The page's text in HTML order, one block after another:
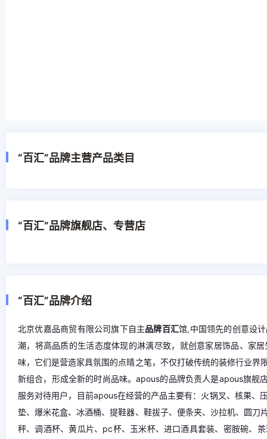
“百汇”品牌主营产品类目
“百汇”品牌旗舰店、专营店
“百汇”品牌介绍
北京优嘉品商贸有限公司旗下自主品牌百汇馆,中国领先的创意设
潮，将高品质的生活态度体现的淋漓尽致，就创意家居饰品、家
味，它们是营造家具氛围的点晴之笔，不仅打破传统的装修行业
新组合，形成全新的时尚品味。apous的品牌负责人是apous旗舰
服务对待用户，目前apous在经营的产品主要有：火锅叉、核果、
垫、爆米花盒、冰酒桶、提鞋器、鞋拔子、便条夹、沙拉机、圆
秤、调酒杯、黄瓜片、pc杯、玉米杯、进口酒具套装、密胺碗、